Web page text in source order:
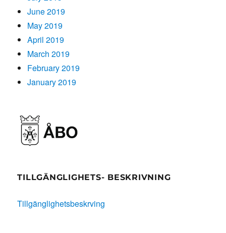
June 2019
May 2019
April 2019
March 2019
February 2019
January 2019
TILLGÄNGLIGHETS- BESKRIVNING
Tillgänglighetsbeskrving